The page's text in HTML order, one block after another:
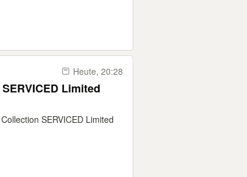
Heute, 20:28
SERVICED Limited